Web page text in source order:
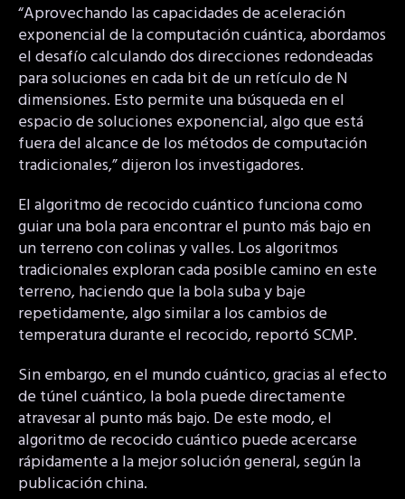
“Aprovechando las capacidades de aceleración
exponencial de la computación cuántica, abordamos
el desafío calculando dos direcciones redondeadas
para soluciones en cada bit de un retículo de N
dimensiones. Esto permite una búsqueda en el
espacio de soluciones exponencial, algo que está
fuera del alcance de los métodos de computación
tradicionales,” dijeron los investigadores.
El algoritmo de recocido cuántico funciona como
guiar una bola para encontrar el punto más bajo en
un terreno con colinas y valles. Los algoritmos
tradicionales exploran cada posible camino en este
terreno, haciendo que la bola suba y baje
repetidamente, algo similar a los cambios de
temperatura durante el recocido, reportó SCMP.
Sin embargo, en el mundo cuántico, gracias al efecto
de túnel cuántico, la bola puede directamente
atravesar al punto más bajo. De este modo, el
algoritmo de recocido cuántico puede acercarse
rápidamente a la mejor solución general, según la
publicación china.